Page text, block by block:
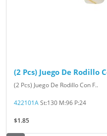
(2 Pcs) Juego De Rodillo
(2 Pcs) Juego De Rodillo Con F..
422101ASt:130 M:96 P:24
$1.85